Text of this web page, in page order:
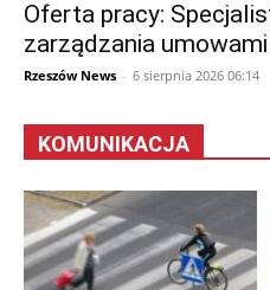
Oferta pracy:
zarządzania
Rzeszów News - 6 sierpnia 2026 06:14
KOMUNIKACJA